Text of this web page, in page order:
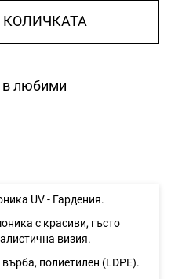
любими
UV - Гардения.
с красиви, гъсто
визия.
полиетилен (LDPE).